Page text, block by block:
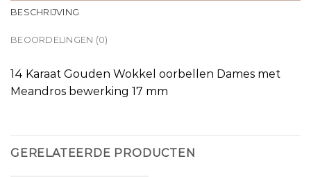
BESCHRIJVING
BEOORDELINGEN (0)
14 Karaat Gouden Wokkel oorbellen Dames met
Meandros bewerking 17 mm
GERELATEERDE PRODUCTEN